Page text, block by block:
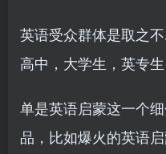
英语受众群体是取之
高中，大学生，英专
单是英语启蒙这一个
品，比如爆火的英语